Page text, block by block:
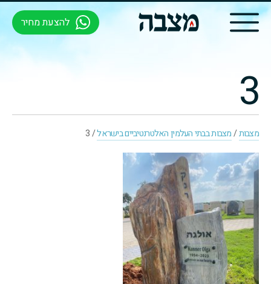
להצעת מחיר
3
מצבות/מצבות בבתי העלמין האלטרנטיביים בישראל/
3